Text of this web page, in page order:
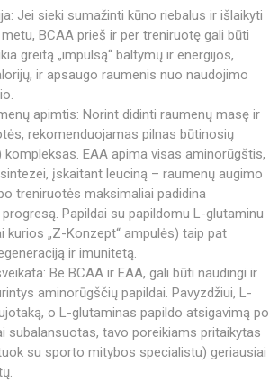
Jei sieki sumažinti kūno riebalus ir išlaikyti
BCAA prieš ir per treniruotę gali būti
greitą „impulsą“ baltymų ir energijos,
ir apsaugo raumenis nuo naudojimo
apimtis: Norint didinti raumenų masę ir
rekomenduojamas pilnas būtinosių
EAA apima visas aminorūgštis,
įskaitant leuciną – raumenų augimo
treniruotės maksimaliai padidina
Papildai su papildomu L-glutaminu
kurios „Z-Konzept“ ampulės) taip pat
ir imunitetą.
Be BCAA ir EAA, gali būti naudingi ir
aminorūgščių papildai. Pavyzdžiui, L-
o L-glutaminas papildo atsigavimą po
subalansuotas, tavo poreikiams pritaikytas
su sporto mitybos specialistu) geriausiai